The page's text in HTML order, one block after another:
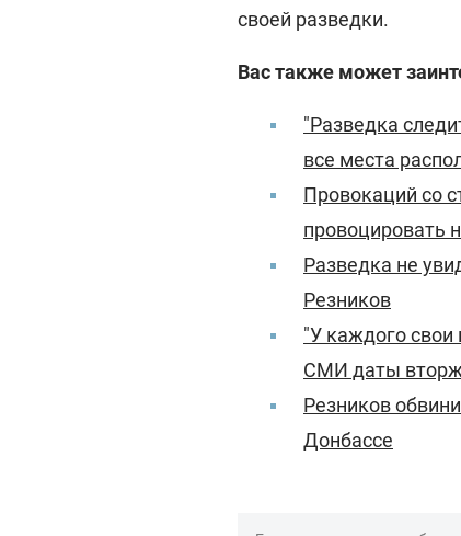
своей разведки.
Вас также может
"Разведка
все места
Провокаций со
провоцировать
Разведка не
Резников
"У каждого
СМИ даты
Резников
Донбассе